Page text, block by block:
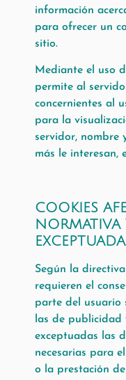
información
para ofrecer un
sitio.
Mediante el uso
permite al
concernientes al
para la
servidor, nombre
más le interesan,
COOKIES
NORMATIVA
Según la
requieren el
parte del usuario
las de publicidad
exceptuadas las
necesarias para
o la prestación